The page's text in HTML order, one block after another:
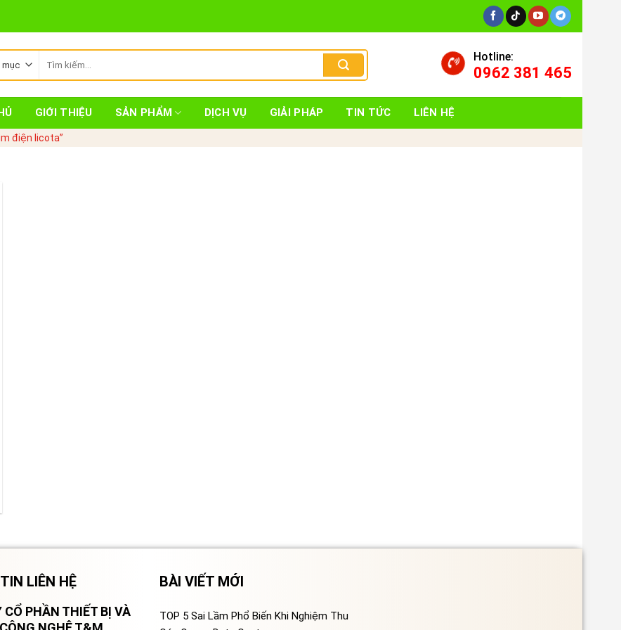
kiếm:
Hotline:
0962 381 465
GIỚI THIỆU SẢN PHẨM DỊCH VỤ GIẢI PHÁP TIN TỨC LIÊN HỆ
điện licota”
LIÊN HỆ
CỔ PHẦN THIẾT BỊ VÀ
BÀI VIẾT MỚI
TOP 5 Sai Lầm Phổ Biến Khi Nghiệm Thu